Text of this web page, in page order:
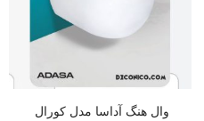
وال هنگ آداسا مدل کورال